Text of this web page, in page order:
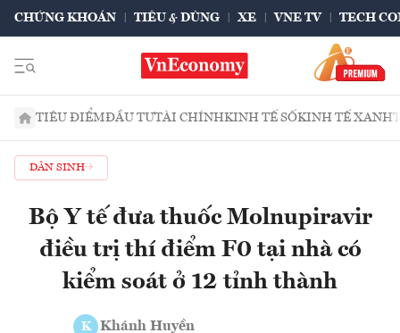
CHỨNG KHOÁN TIÊU & DÙNG XE VNE TV TECH
TIÊU ĐIỂMĐẦU TƯTÀI CHÍNHKINH TẾ SỐKINH TẾ XANH
DÂN SINH
Bộ Y tế đưa thuốc Molnupiravir
điều trị thí điểm F0 tại nhà có
kiểm soát ở 12 tỉnh thành
K Khánh Huyền